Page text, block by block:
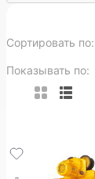
Стационарные
Цепные
220В
Сортировать по:
Показывать по: